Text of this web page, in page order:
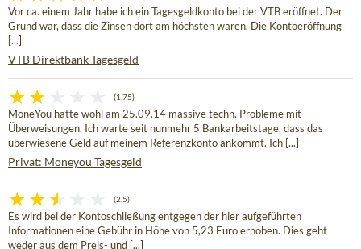
Vor ca. einem Jahr habe ich ein Tagesgeldkonto bei der VTB eröffnet. Der
Grund war, dass die Zinsen dort am höchsten waren. Die Kontoeröffnung
[...]
VTB Direktbank Tagesgeld
(1,75)
MoneYou hatte wohl am 25.09.14 massive techn. Probleme mit
Überweisungen. Ich warte seit nunmehr 5 Bankarbeitstage, dass das
überwiesene Geld auf meinem Referenzkonto ankommt. Ich [...]
Privat: Moneyou Tagesgeld
(2,5)
Es wird bei der Kontoschließung entgegen der hier aufgeführten
Informationen eine Gebühr in Höhe von 5,23 Euro erhoben. Dies geht
weder aus dem Preis- und [...]